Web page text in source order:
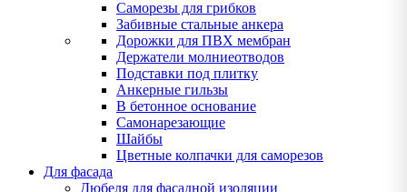
Саморезы для грибков
Забивные стальные анкера
Дорожки для ПВХ мембран
Держатели молниеотводов
Подставки под плитку
Анкерные гильзы
В бетонное основание
Самонарезающие
Шайбы
Цветные колпачки для саморезов
Для фасада
Дюбеля для фасадной изоляции